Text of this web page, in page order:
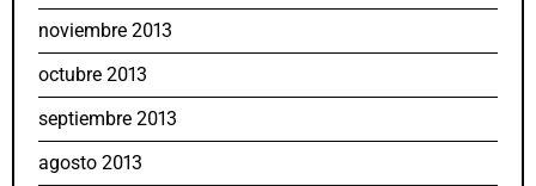
noviembre 2013
octubre 2013
septiembre 2013
agosto 2013